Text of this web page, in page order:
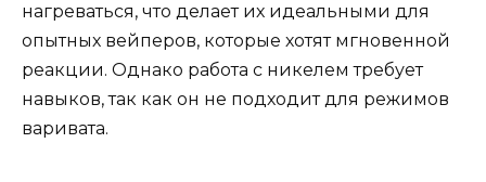
нагреваться, что делает их идеальными для
опытных вейперов, которые хотят мгновенной
реакции. Однако работа с никелем требует
навыков, так как он не подходит для режимов
варивата.